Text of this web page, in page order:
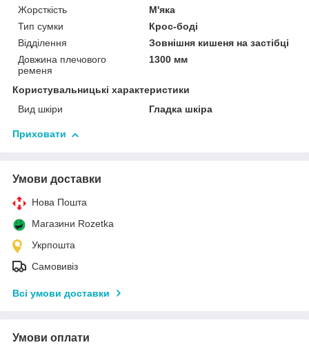
Жорсткість
М'яка
Тип сумки
Крос-боді
Відділення
Зовнішня кишеня на застібці
Довжина плечового
ременя
1300 мм
Користувальницькі характеристики
Вид шкіри
Гладка шкіра
Приховати
Умови доставки
Нова Пошта
Магазини Rozetka
Укрпошта
Самовивіз
Всі умови доставки
Умови оплати